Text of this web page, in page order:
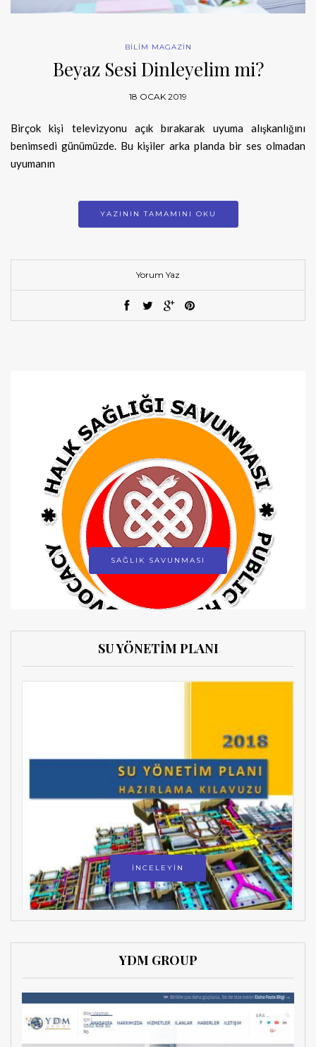
BİLİM MAGAZİN
Beyaz Sesi Dinleyelim mi?
18 OCAK 2019
Birçok kişi televizyonu açık bırakarak uyuma alışkanlığını
benimsedi günümüzde. Bu kişiler arka planda bir ses olmadan
uyumanın
YAZININ TAMAMINI OKU
Yorum Yaz
SAĞLIK SAVUNMASI
SU YÖNETİM PLANI
İNCELEYİN
YDM GROUP